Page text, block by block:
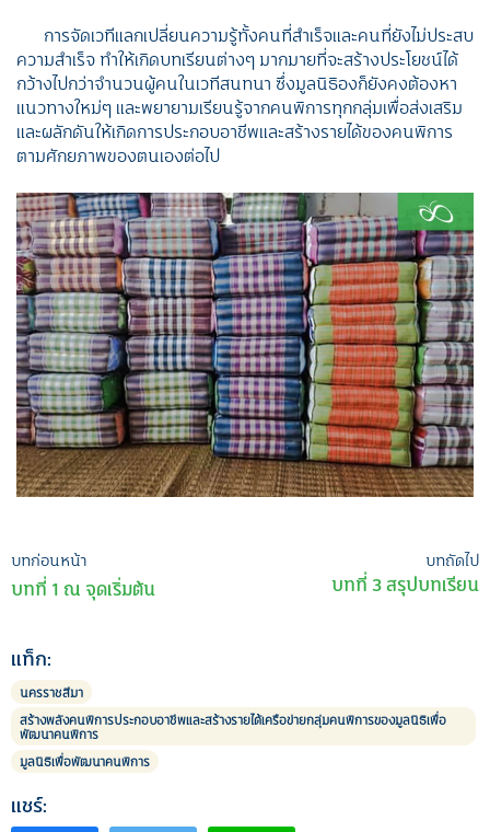
การจัดเวทีแลกเปลี่ยนความรู้ทั้งคนที่สำเร็จและคนที่ยังไม่ประสบ
ความสำเร็จ ทำให้เกิดบทเรียนต่างๆ มากมายที่จะสร้างประโยชน์ได้
กว้างไปกว่าจำนวนผู้คนในเวทีสนทนา ซึ่งมูลนิธิองก็ยังคงต้องหา
แนวทางใหม่ๆ และพยายามเรียนรู้จากคนพิการทุกกลุ่มเพื่อส่งเสริม
และผลักดันให้เกิดการประกอบอาชีพและสร้างรายได้ของคนพิการ
ตามศักยภาพของตนเองต่อไป
เมนู
นำทาง
เรื่อง
บทก่อนหน้า
บทที่ 1 ณ จุดเริ่มต้น
บทถัดไป
บทที่ 3 สรุปบทเรียน
แท็ก:
นครราชสีมา
สร้างพลังคนพิการประกอบอาชีพและสร้างรายได้เครือข่ายกลุ่มคนพิการของมูลนิธิเพื่อ
พัฒนาคนพิการ
มูลนิธิเพื่อพัฒนาคนพิการ
แชร์: